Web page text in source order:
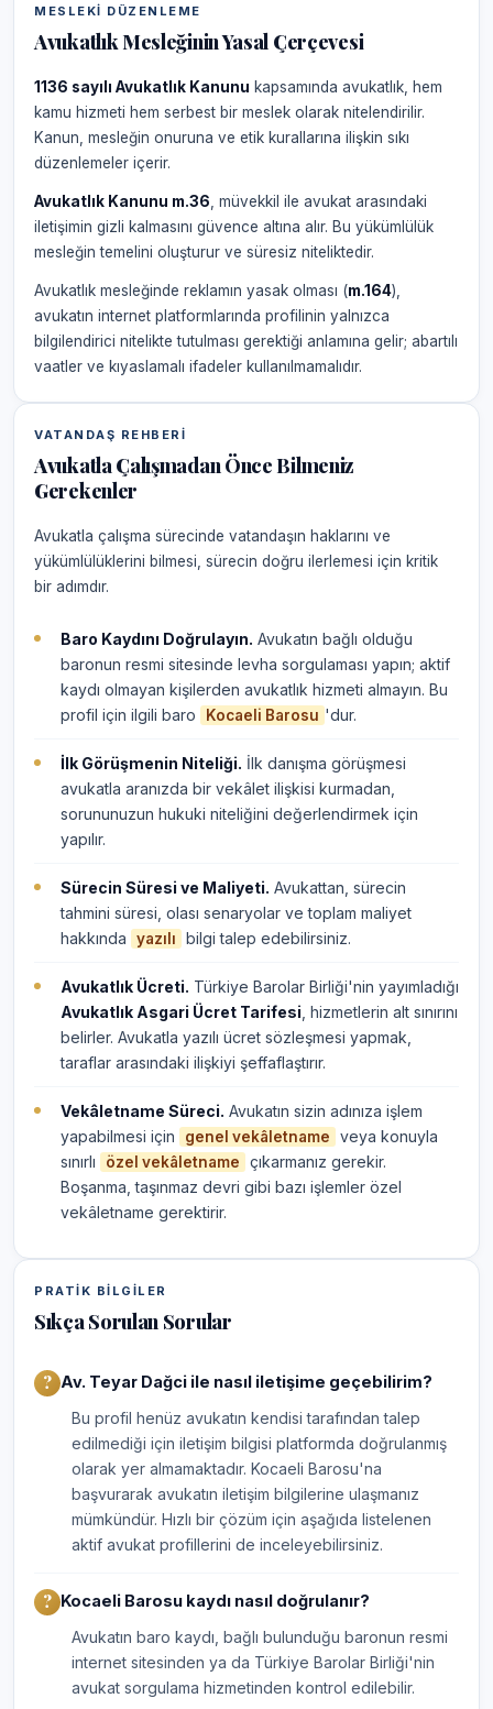
MESLEKI DÜZENLEME
Avukatlık Mesleğinin Yasal Çerçevesi
1136 sayılı Avukatlık Kanunu kapsamında avukatlık, hem
kamu hizmeti hem serbest bir meslek olarak nitelendirilir.
Kanun, mesleğin onuruna ve etik kurallarına ilişkin sıkı
düzenlemeler içerir.
Avukatlık Kanunu m.36 , müvekkil ile avukat arasındaki
iletişimin gizli kalmasını güvence altına alır. Bu yükümlülük
mesleğin temelini oluşturur ve süresiz niteliktedir.
Avukatlık mesleğinde reklamın yasak olması (m.164),
avukatın internet platformlarında profilinin yalnızca
bilgilendirici nitelikte tutulması gerektiği anlamına gelir; abartılı
vaatler ve kıyaslamalı ifadeler kullanılmamalıdır.
VATANDAŞ REHBERI
Avukatla Çalışmadan Önce Bilmeniz
Gerekenler
Avukatla çalışma sürecinde vatandaşın haklarını ve
yükümlülüklerini bilmesi, sürecin doğru ilerlemesi için kritik
bir adımdır.
Baro Kaydını Doğrulayın. Avukatın bağlı olduğu
baronun resmi sitesinde levha sorgulaması yapın; aktif
kaydı olmayan kişilerden avukatlık hizmeti almayın. Bu
profil için ilgili baro
Kocaeli Barosu 'dur.
İlk Görüşmenin Niteliği. İlk danışma görüşmesi
avukatla aranızda bir vekâlet ilişkisi kurmadan,
sorununuzun hukuki niteliğini değerlendirmek için
yapılır.
Sürecin Süresi ve Maliyeti. Avukattan, sürecin
tahmini süresi, olası senaryolar ve toplam maliyet
hakkında
yazılı bilgi talep edebilirsiniz.
Avukatlık Ücreti. Türkiye Barolar Birliği'nin yayımladığı
Avukatlık Asgari Ücret Tarifesi , hizmetlerin alt sınırını
belirler. Avukatla yazılı ücret sözleşmesi yapmak,
taraflar arasındaki ilişkiyi şeffaflaştırır.
Vekâletname Süreci. Avukatın sizin adınıza işlem
yapabilmesi için
genel vekâletname
veya konuyla
sınırlı
özel vekâletname
çıkarmanız gerekir.
Boşanma, taşınmaz devri gibi bazı işlemler özel
vekâletname gerektirir.
PRATIK BILGILER
Sıkça Sorulan Sorular
Av. Teyar Dağci ile nasıl iletişime geçebilirim?
Bu profil henüz avukatın kendisi tarafından talep
edilmediği için iletişim bilgisi platformda doğrulanmış
olarak yer almamaktadır. Kocaeli Barosu'na
başvurarak avukatın iletişim bilgilerine ulaşmanız
mümkündür. Hızlı bir çözüm için aşağıda listelenen
aktif avukat profillerini de inceleyebilirsiniz.
Kocaeli Barosu kaydı nasıl doğrulanır?
Avukatın baro kaydı, bağlı bulunduğu baronun resmi
internet sitesinden ya da Türkiye Barolar Birliği'nin
avukat sorgulama hizmetinden kontrol edilebilir.